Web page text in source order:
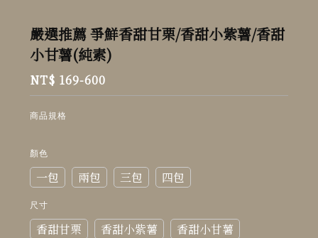
嚴選推薦 爭鮮香甜甘栗/香甜小紫薯/香甜
小甘薯(純素)
NT$ 169-600
商品規格
顏色
一包 兩包 三包 四包
尺寸
香甜甘栗 香甜小紫薯 香甜小甘薯